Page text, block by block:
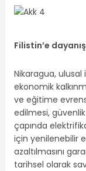
Filistin’e d
Nikaragua, ulusal
ekonomik
ve eğitime
edilmesi, güvenlik
çapında
için yenilenebilir
azaltılmasını
tarihsel olarak